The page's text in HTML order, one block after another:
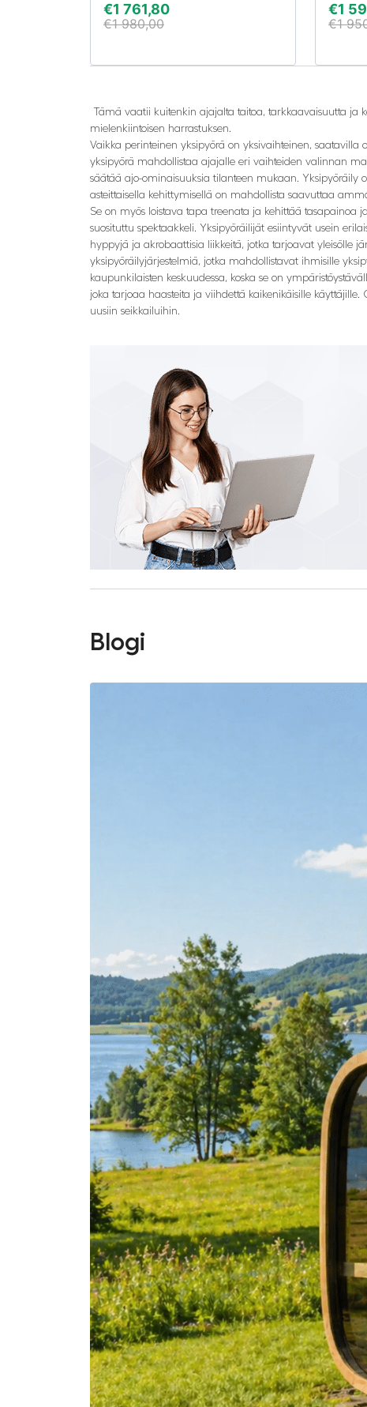
€1 761,80
€1 980,00
€1
€1
Tämä vaatii kuitenkin ajajalta taitoa, tarkkaavaisuutta ja
mielenkiintoisen harrastuksen.
Vaikka perinteinen yksipyörä on yksivaihteinen,
yksipyörä mahdollistaa ajajalle eri vaihteiden valinnan
säätää ajo-ominaisuuksia tilanteen mukaan. Yksipyöräily
asteittaisella kehittymisellä on mahdollista saavuttaa
Se on myös loistava tapa treenata ja kehittää
suosituttu spektaakkeli. Yksipyöräilijät esiintyvät usein
hyppyjä ja akrobaattisia liikkeitä, jotka tarjoavat yleisölle
yksipyöräilyjärjestelmiä, jotka mahdollistavat ihmisille
kaupunkilaisten keskuudessa, koska se on
joka tarjoaa haasteita ja viihdettä kaikenikäisille
uusiin seikkailuihin.
Blogi